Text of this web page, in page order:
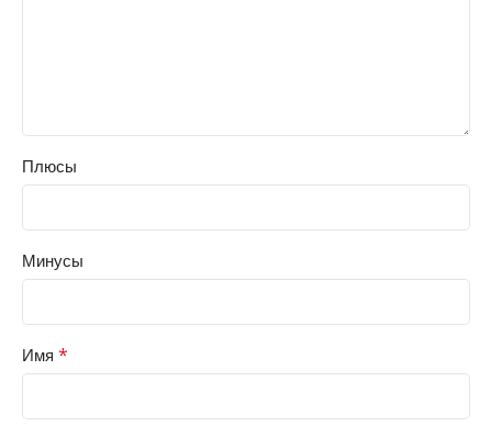
Плюсы
Минусы
Имя *